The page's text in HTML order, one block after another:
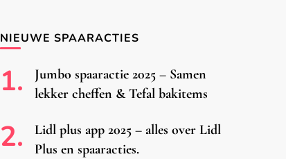
NIEUWE SPAARACTIES
Jumbo spaaractie 2025 – Samen
lekker cheffen & Tefal bakitems
Lidl plus app 2025 – alles over Lidl
Plus en spaaracties.